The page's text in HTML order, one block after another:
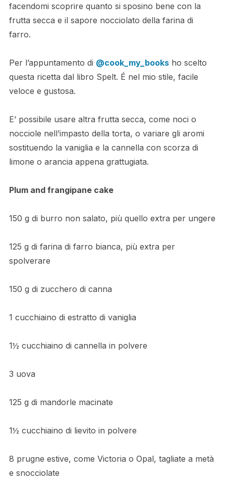
facendomi scoprire quanto si sposino bene con la
frutta secca e il sapore nocciolato della farina di
farro.
Per l’appuntamento di @cook_my_booksho scelto
questa ricetta dal libro Spelt. É nel mio stile, facile
veloce e gustosa.
E’ possibile usare altra frutta secca, come noci o
nocciole nell’impasto della torta, o variare gli aromi
sostituendo la vaniglia e la cannella con scorza di
limone o arancia appena grattugiata.
Plum and frangipane cake
150 g di burro non salato, più quello extra per ungere
125 g di farina di farro bianca, più extra per
spolverare
150 g di zucchero di canna
1 cucchiaino di estratto di vaniglia
1½ cucchiaino di cannella in polvere
3 uova
125 g di mandorle macinate
1½ cucchiaino di lievito in polvere
8 prugne estive, come Victoria o Opal, tagliate a metà
e snocciolate